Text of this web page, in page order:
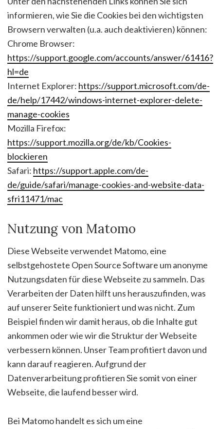
informieren, wie Sie die Cookies bei den wichtigsten
Browsern verwalten (u.a. auch deaktivieren) können:
Chrome Browser:
https://support.google.com/accounts/answer/61416?
hl=de
Internet Explorer: https://support.microsoft.com/de-
de/help/17442/windows-internet-explorer-delete-
manage-cookies
Mozilla Firefox:
https://support.mozilla.org/de/kb/Cookies-
blockieren
Safari: https://support.apple.com/de-
de/guide/safari/manage-cookies-and-website-data-
sfri11471/mac
Nutzung von Matomo
Diese Webseite verwendet Matomo, eine
selbstgehostete Open Source Software um anonyme
Nutzungsdaten für diese Webseite zu sammeln. Das
Verarbeiten der Daten hilft uns herauszufinden, was
auf unserer Seite funktioniert und was nicht. Zum
Beispiel finden wir damit heraus, ob die Inhalte gut
ankommen oder wie wir die Struktur der Webseite
verbessern können. Unser Team profitiert davon und
kann darauf reagieren. Aufgrund der
Datenverarbeitung profitieren Sie somit von einer
Webseite, die laufend besser wird.
Bei Matomo handelt es sich um eine